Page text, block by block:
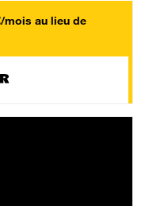
mois au lieu de